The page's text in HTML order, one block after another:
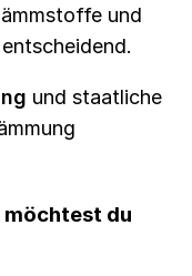
und
und staatliche
möchtest du